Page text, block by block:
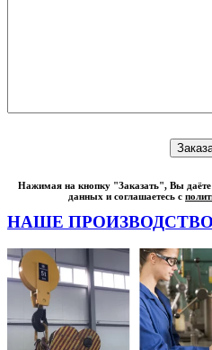
Нажимая на кнопку "Заказать", Вы даёте
данных и соглашаетесь с
НАШЕ ПРОИЗВОДСТВО